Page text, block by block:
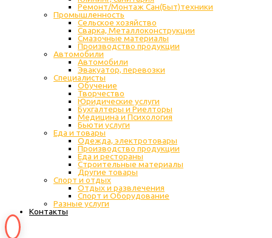
Ремонт/Монтаж Сан(Быт)техники
Промышленность
Cельское хозяйство
Сварка, Металлоконструкции
Cмазочные материалы
Производство продукции
Автомобили
Автомобили
Эвакуатор, перевозки
Специалисты
Обучение
Творчество
Юридические услуги
Бухгалтеры и Риелторы
Медицина и Психология
Бьюти услуги
Еда и товары
Одежда, электротовары
Производство продукции
Еда и рестораны
Строительные материалы
Другие товары
Спорт и отдых
Отдых и развлечения
Спорт и Оборудование
Разные услуги
Контакты